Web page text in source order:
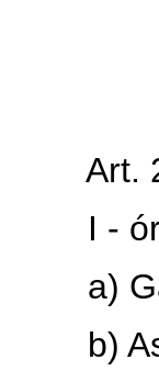
Art. 2°
I -
a)
b)